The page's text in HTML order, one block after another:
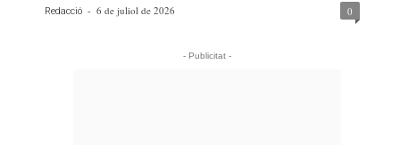
Redacció - 6 de juliol de 2026 0
- Publicitat -